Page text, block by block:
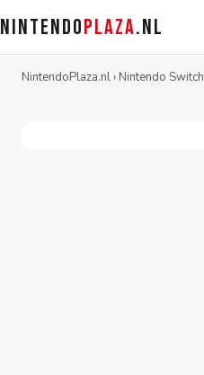
NINTENDOPLAZA.NL
NintendoPlaza.nl› Nintendo Switch